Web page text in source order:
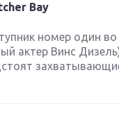
Bay
номер один
актер Винс